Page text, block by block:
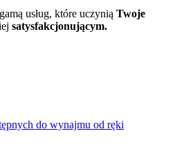
usług, które uczynią Twoje
satysfakcjonującym.
do wynajmu od ręki